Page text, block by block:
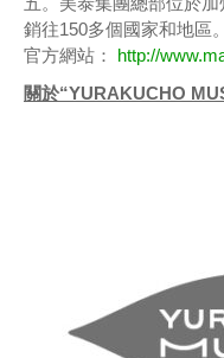
銷往150多個國家和地區。
官方網站： http://
關於“YURAKUCHO